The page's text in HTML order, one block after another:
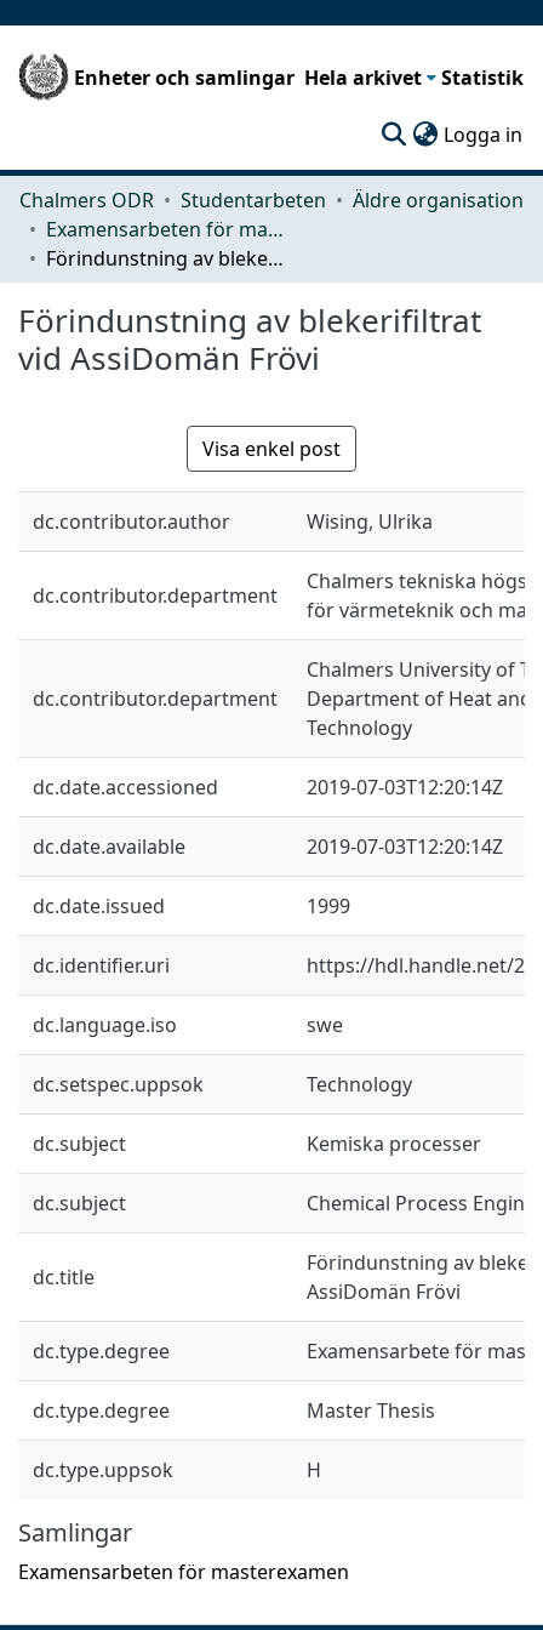
Enheter och samlingar Hela arkivet Statistik
Logga in
Chalmers ODR Studentarbeten
Äldre organisation
Examensarbeten för masterexamen
Förindunstning av blekerifiltrat vid AssiDomän Frövi
Förindunstning av blekerifiltrat
vid AssiDomän Frövi
Visa enkel post
dc.contributor.author Wising, Ulrika
dc.contributor.department
Chalmers tekniska
för värmeteknik och
dc.contributor.department
Chalmers University of
Department of Heat and
Technology
dc.date.accessioned 2019-07-03T12:20:14Z
dc.date.available 2019-07-03T12:20:14Z
dc.date.issued 1999
dc.identifier.uri https://hdl.handle.net/
dc.language.iso swe
dc.setspec.uppsok Technology
dc.subject Kemiska processer
dc.subject Chemical Process
dc.title
Förindunstning av
AssiDomän Frövi
dc.type.degree Examensarbete för
dc.type.degree Master Thesis
dc.type.uppsok H
Samlingar
Examensarbeten för masterexamen